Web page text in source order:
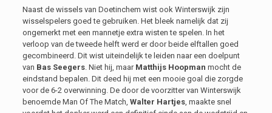
Naast de wissels van Doetinchem wist ook Winterswijk zijn
wisselspelers goed te gebruiken. Het bleek namelijk dat zij
ongemerkt met een mannetje extra wisten te spelen. In het
verloop van de tweede helft werd er door beide elftallen goed
gecombineerd. Dit wist uiteindelijk te leiden naar een doelpunt
van Bas Seegers. Niet hij, maar Matthijs Hoopman mocht de
eindstand bepalen. Dit deed hij met een mooie goal die zorgde
voor de 6-2 overwinning. De door de voorzitter van Winterswijk
benoemde Man Of The Match, Walter Hartjes, maakte snel